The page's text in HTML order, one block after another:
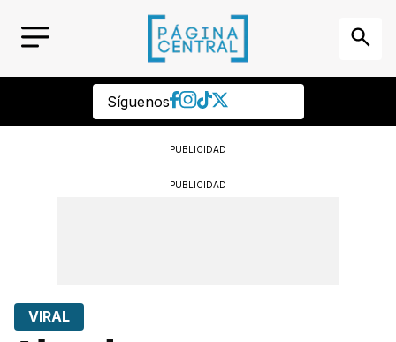
Síguenos
PUBLICIDAD
PUBLICIDAD
VIRAL